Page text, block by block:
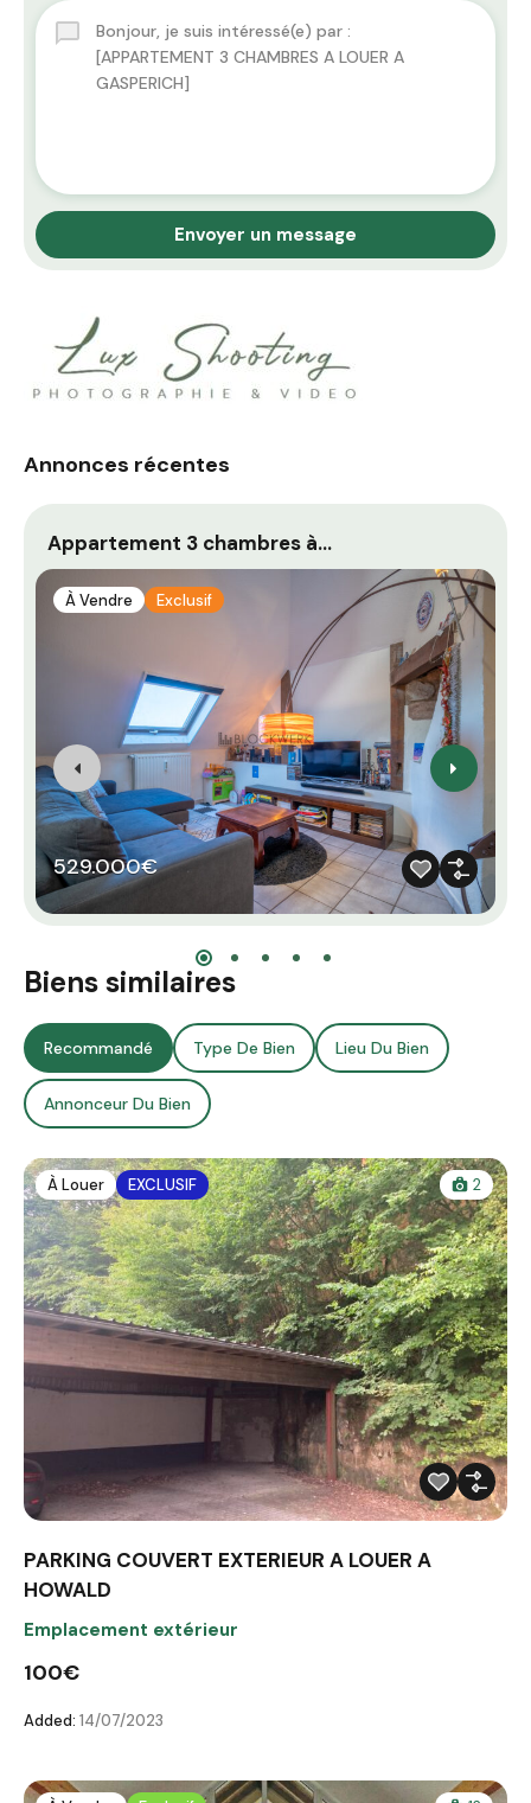
Envoyer un message
Annonces récentes
Appartement 3 chambres à…
À Vendre Exclusif
529.000€
Biens similaires
Recommandé Type De Bien Lieu Du Bien
Annonceur Du Bien
À Louer EXCLUSIF 2
PARKING COUVERT EXTERIEUR A LOUER A
HOWALD
Emplacement extérieur
100€
Added: 14/07/2023